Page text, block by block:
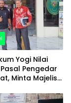
Yogi Nilai
Pengedar
Minta Majelis